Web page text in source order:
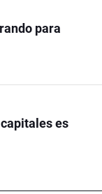
para
es